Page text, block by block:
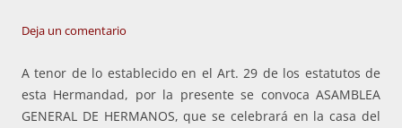
Deja un comentario
A tenor de lo establecido en el Art. 29 de los estatutos de
esta Hermandad, por la presente se convoca ASAMBLEA
GENERAL DE HERMANOS, que se celebrará en la casa del